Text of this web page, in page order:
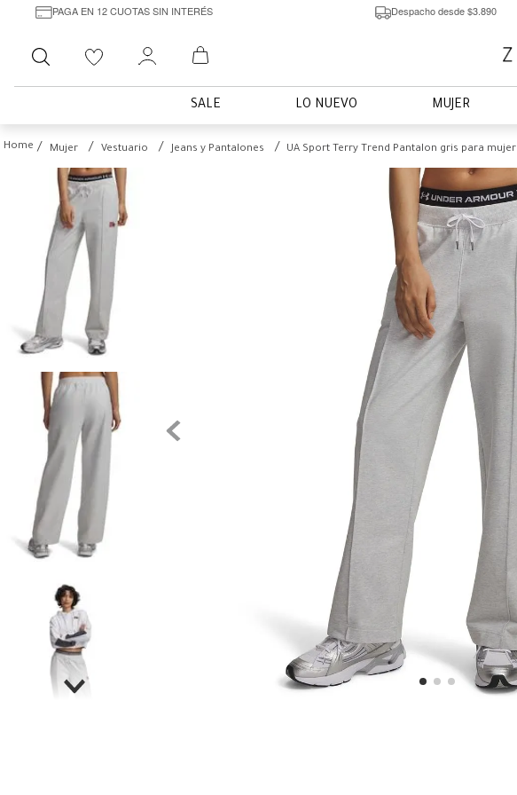
PAGA EN 12 CUOTAS SIN INTERÉS Despacho desde $3.890
Buscar
SALE LO NUEVO MUJER
Mujer Vestuario Jeans y Pantalones UA Sport Terry Trend Pantalon gris para mujer